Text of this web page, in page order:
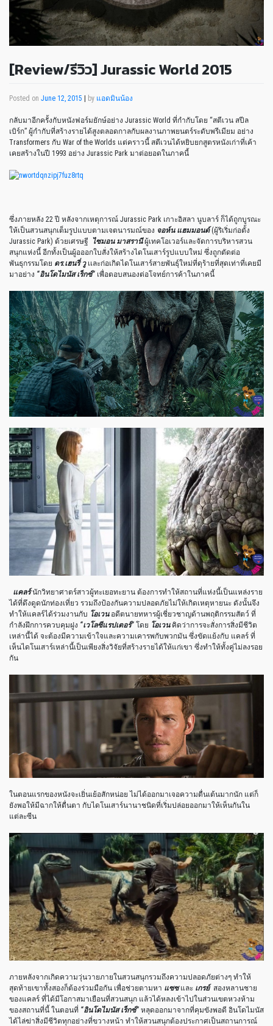
[Review/รีวิว] Jurassic World 2015
Posted on June 12, 2015 by แอดมินน้อง
กลับมาอีกครั้งกับหนังฟอร์มยักษ์อย่าง Jurassic World ที่กำกับโดย “สตีเวน สปีล
เบิร์ก” ผู้กำกับที่สร้างรายได้สูงตลอดกาลกับผลงานภาพยนตร์ระดับพรีเมียม อย่าง
Transformers กับ War of the Worlds แต่คราวนี้ สตีเวนได้หยิบยกสูตรหนังเก่าที่เค้า
เคยสร้างในปี 1993 อย่าง Jurassic Park มาต่อยอดในภาคนี้
ซึ่งภายหลัง 22 ปี หลังจากเหตุการณ์ Jurassic Park เกาะอิสลา นูบลาร์ ก็ได้ถูกบูรณะ
ให้เป็นสวนสนุกเต็มรูปแบบตามเจตนารมณ์ของ จอห์น แฮมมอนด์(ผู้ริเริ่มก่อตั้ง
Jurassic Park) ด้วยเศรษฐี
ไซมอน มาสรานีผู้เทคโอเวอร์และจัดการบริหารสวน
สนุกแห่งนี้ อีกทั้งเป็นผู้อออกใบสั่งให้สร้างไดโนเสาร์รูปแบบใหม่ ซึ่งถูกตัดต่อ
พันธุกรรมโดย ดร.เฮนรี่ วูเเละก่อเกิดไดโนเสาร์สายพันธุ์ใหม่ที่ดุร้ายที่สุดเท่าที่เคยมี
มาอย่าง “อินโดไมนัส เร็กซ์“ เพื่อตอบสนองต่อโจทย์การค้าในภาคนี้
แคลร์นักวิทยาศาตร์สาวผู้ทะเยอทะยาน ต้องการทำให้สถานที่แห่งนี้เป็นแหล่งราย
ได้ที่ดึงดูดนักท่องเที่ยว รวมถึงป้องกันความปลอดภัยไม่ให้เกิดเหตุหายนะ ดังนั้นจึง
ทำให้แคลร์ได้ร่วมงานกับ โอเวนอดีตนายทหารผู้เชี่ยวชาญด้านพฤติกรรมสัตว์ ที่
กำลังฝึกการควบคุมฝูง “เวโลซีแรปเตอร์” โดย โอเวนคิดว่าการจะสั่งการสิ่งมีชีวิต
เหล่านี้ได้ จะต้องมีความเข้าใจและความเคารพกับพวกมัน ซึ่งขัดแย้งกับ แคลร์ ที่
เห็นไดโนเสาร์เหล่านี้เป็นเพียงสิ่งวิจัยที่สร้างรายได้ให้แก่เขา ซึ่งทำให้ทั้งคู่ไม่ลงรอย
กัน
ในตอนแรกของหนังจะเยิ่นเย้อสักหน่อย ไม่ได้ออกมาเจอความตื่นเต้นมากนัก แต่ก็
ยังพอให้มีฉากให้ตื่นตา กับไดโนเสาร์นานาชนิดที่เริ่มปล่อยออกมาให้เห็นกันใน
แต่ละซีน
ภายหลังจากเกิดความวุ่นวายภายในสวนสนุกรวมถึงความปลอดภัยต่างๆ ทำให้
สุดท้ายเขาทั้งสองก็ต้องร่วมมือกัน เพื่อช่วยตามหา แซซและ เกรย์สองหลานชาย
ของแคลร์ ที่ได้มีโอกาสมาเยือนที่สวนสนุก แล้วได้หลงเข้าไปในส่วนเขตหวงห้าม
ของสถานที่นี้ ในตอนที่ “อินโดไมนัส เร็กซ์” หลุดออกมาจากที่คุมขังพอดี อินโดไมนัส
ได้ไล่ฆ่าสิ่งมีชีวิตทุกอย่างที่ขวางหน้า ทำให้สวนสนุกต้องประกาศเป็นสถานการณ์